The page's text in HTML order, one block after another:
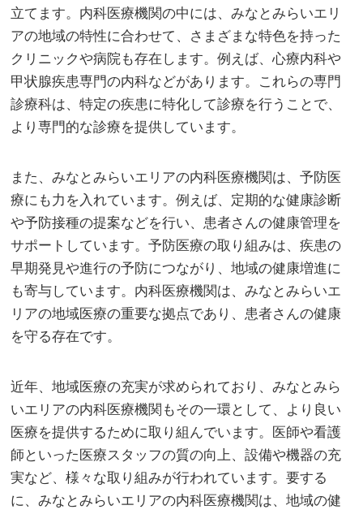
立てます。内科医療機関の中には、みなとみらいエリ
アの地域の特性に合わせて、さまざまな特色を持った
クリニックや病院も存在します。例えば、心療内科や
甲状腺疾患専門の内科などがあります。これらの専門
診療科は、特定の疾患に特化して診療を行うことで、
より専門的な診療を提供しています。
また、みなとみらいエリアの内科医療機関は、予防医
療にも力を入れています。例えば、定期的な健康診断
や予防接種の提案などを行い、患者さんの健康管理を
サポートしています。予防医療の取り組みは、疾患の
早期発見や進行の予防につながり、地域の健康増進に
も寄与しています。内科医療機関は、みなとみらいエ
リアの地域医療の重要な拠点であり、患者さんの健康
を守る存在です。
近年、地域医療の充実が求められており、みなとみら
いエリアの内科医療機関もその一環として、より良い
医療を提供するために取り組んでいます。医師や看護
師といった医療スタッフの質の向上、設備や機器の充
実など、様々な取り組みが行われています。要する
に、みなとみらいエリアの内科医療機関は、地域の健